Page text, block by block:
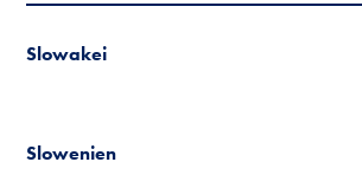
Slowakei
Slowenien